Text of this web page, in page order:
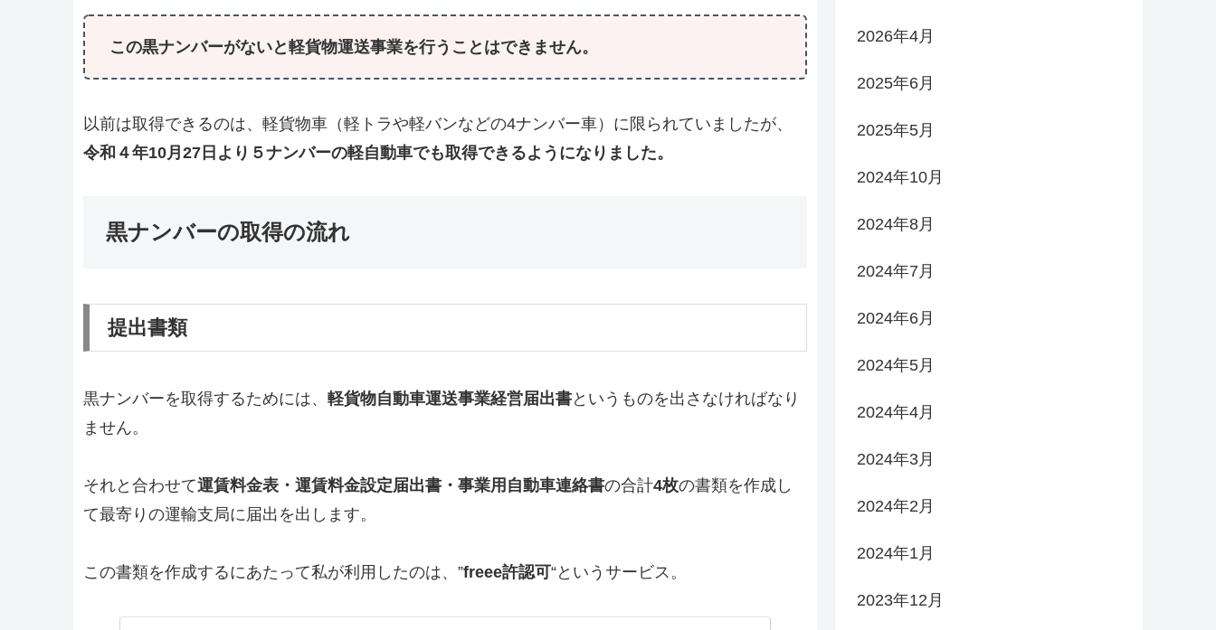
この黒ナンバーがないと軽貨物運送事業を行うことはできません。
以前は取得できるのは、軽貨物車（軽トラや軽バンなどの4ナンバー車）に限られていましたが、
令和４年10月27日より５ナンバーの軽自動車でも取得できるようになりました。
黒ナンバーの取得の流れ
提出書類
黒ナンバーを取得するためには、 軽貨物自動車運送事業経営届出書というものを出さなければなり
ません。
それと合わせて運賃料金表・運賃料金設定届出書・事業用自動車連絡書の合計4枚の書類を作成し
て最寄りの運輸支局に届出を出します。
この書類を作成するにあたって私が利用したのは、”freee許認可“というサービス。
2026年4月
2025年6月
2025年5月
2024年10月
2024年8月
2024年7月
2024年6月
2024年5月
2024年4月
2024年3月
2024年2月
2024年1月
2023年12月